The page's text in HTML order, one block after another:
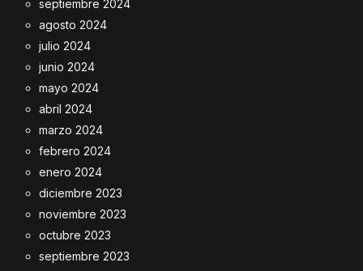
septiembre 2024
agosto 2024
julio 2024
junio 2024
mayo 2024
abril 2024
marzo 2024
febrero 2024
enero 2024
diciembre 2023
noviembre 2023
octubre 2023
septiembre 2023